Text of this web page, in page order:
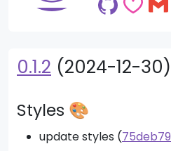
0.1.2 (2024-12-30)
Styles 🎨
update styles (75deb79